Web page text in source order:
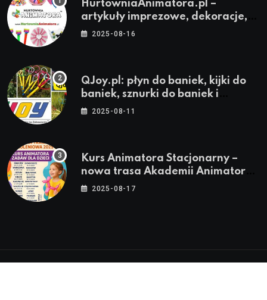
HurtowniaAnimatora.pl –
artykuły imprezowe, dekoracje,
stroje i akcesoria dla animatorów
2025-08-16
QJoy.pl: płyn do baniek, kijki do
baniek, sznurki do baniek i
zestawy do baniek
2025-08-11
Kurs Animatora Stacjonarny –
nowa trasa Akademii Animatora
– jesień 2025
2025-08-17